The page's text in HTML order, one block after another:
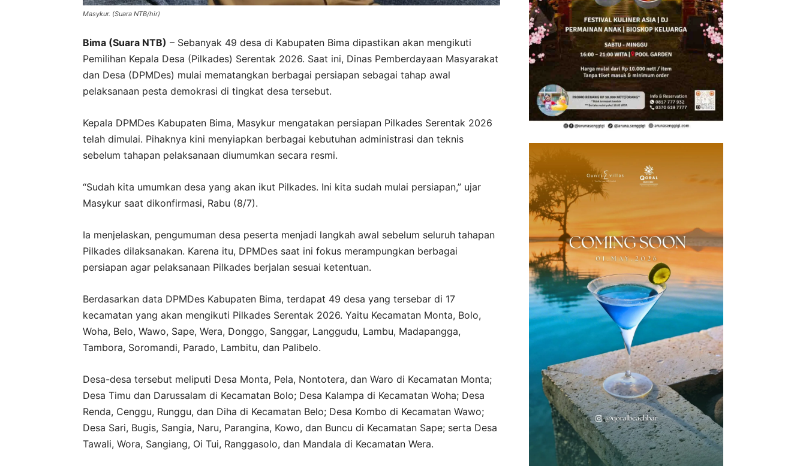
Masykur. (Suara NTB/hir)
Bima (Suara NTB) – Sebanyak 49 desa di Kabupaten Bima dipastikan akan mengikuti
Pemilihan Kepala Desa (Pilkades) Serentak 2026. Saat ini, Dinas Pemberdayaan Masyarakat
dan Desa (DPMDes) mulai mematangkan berbagai persiapan sebagai tahap awal
pelaksanaan pesta demokrasi di tingkat desa tersebut.
Kepala DPMDes Kabupaten Bima, Masykur mengatakan persiapan Pilkades Serentak 2026
telah dimulai. Pihaknya kini menyiapkan berbagai kebutuhan administrasi dan teknis
sebelum tahapan pelaksanaan diumumkan secara resmi.
“Sudah kita umumkan desa yang akan ikut Pilkades. Ini kita sudah mulai persiapan,” ujar
Masykur saat dikonfirmasi, Rabu (8/7).
Ia menjelaskan, pengumuman desa peserta menjadi langkah awal sebelum seluruh tahapan
Pilkades dilaksanakan. Karena itu, DPMDes saat ini fokus merampungkan berbagai
persiapan agar pelaksanaan Pilkades berjalan sesuai ketentuan.
Berdasarkan data DPMDes Kabupaten Bima, terdapat 49 desa yang tersebar di 17
kecamatan yang akan mengikuti Pilkades Serentak 2026. Yaitu Kecamatan Monta, Bolo,
Woha, Belo, Wawo, Sape, Wera, Donggo, Sanggar, Langgudu, Lambu, Madapangga,
Tambora, Soromandi, Parado, Lambitu, dan Palibelo.
Desa-desa tersebut meliputi Desa Monta, Pela, Nontotera, dan Waro di Kecamatan Monta;
Desa Timu dan Darussalam di Kecamatan Bolo; Desa Kalampa di Kecamatan Woha; Desa
Renda, Cenggu, Runggu, dan Diha di Kecamatan Belo; Desa Kombo di Kecamatan Wawo;
Desa Sari, Bugis, Sangia, Naru, Parangina, Kowo, dan Buncu di Kecamatan Sape; serta Desa
Tawali, Wora, Sangiang, Oi Tui, Ranggasolo, dan Mandala di Kecamatan Wera.